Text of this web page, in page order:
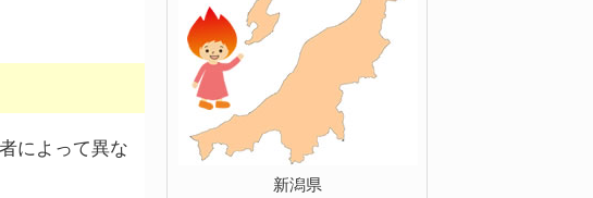
によって異な
新潟県